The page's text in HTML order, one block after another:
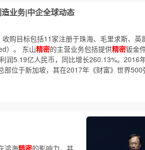
业务|中企全球动态
购目标包括11家注册于珠海、毛里求斯、英
）。 东山精密的主营业务包括提供精密钣金件
润5.19亿人民币，同比增长260.13%。2016
位于新加坡，其在2017年《财富》世界500
鸿海精密的影响力，并